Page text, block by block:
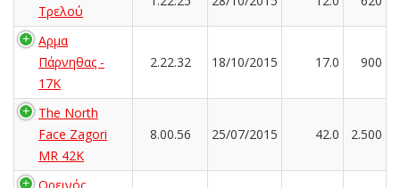
Τρελού
Αρμα
Πάρνηθας -
17K
2.22.32 18/10/2015 17.0 900
The North
Face Zagori
MR 42K
8.00.56 25/07/2015 42.0 2.500
Ορεινός